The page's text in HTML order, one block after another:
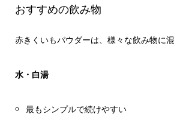
おすすめの飲み物
赤きくいもパウダーは、様々な飲み物に
水・白湯
最もシンプルで続けやすい